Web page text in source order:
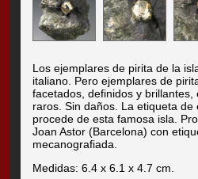
Los ejemplares de pirita de la
italiano. Pero ejemplares de
facetados, definidos y
raros. Sin daños. La etiqueta
procede de esta famosa isla.
Joan Astor (Barcelona) con
mecanografiada.
Medidas: 6.4 x 6.1 x 4.7 cm.